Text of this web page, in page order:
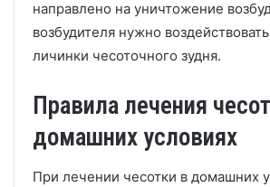
направлено на уничтожение
возбудителя нужно
личинки чесоточного зудня.
Правила лечения
домашних условиях
При лечении чесотки в домашних